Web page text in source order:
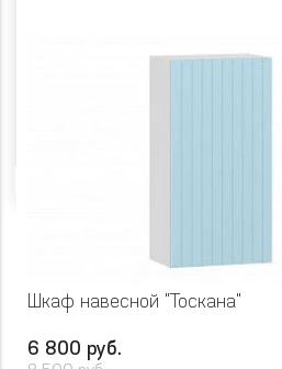
Шкаф навесной "Тоскана"
6 800 руб.